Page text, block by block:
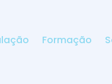
Formação